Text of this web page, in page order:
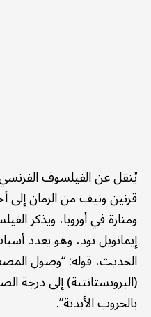
يُنقل عن الفيلسوف
قرنين ونيف من الزمان إلى
ومنارة في أوروبا، ويذكر
إيمانويل تود، وهو يعدد
الحديث، قوله: “وصول
(البروتستانتية) إلى درجة
بالحروب الأبدية”.